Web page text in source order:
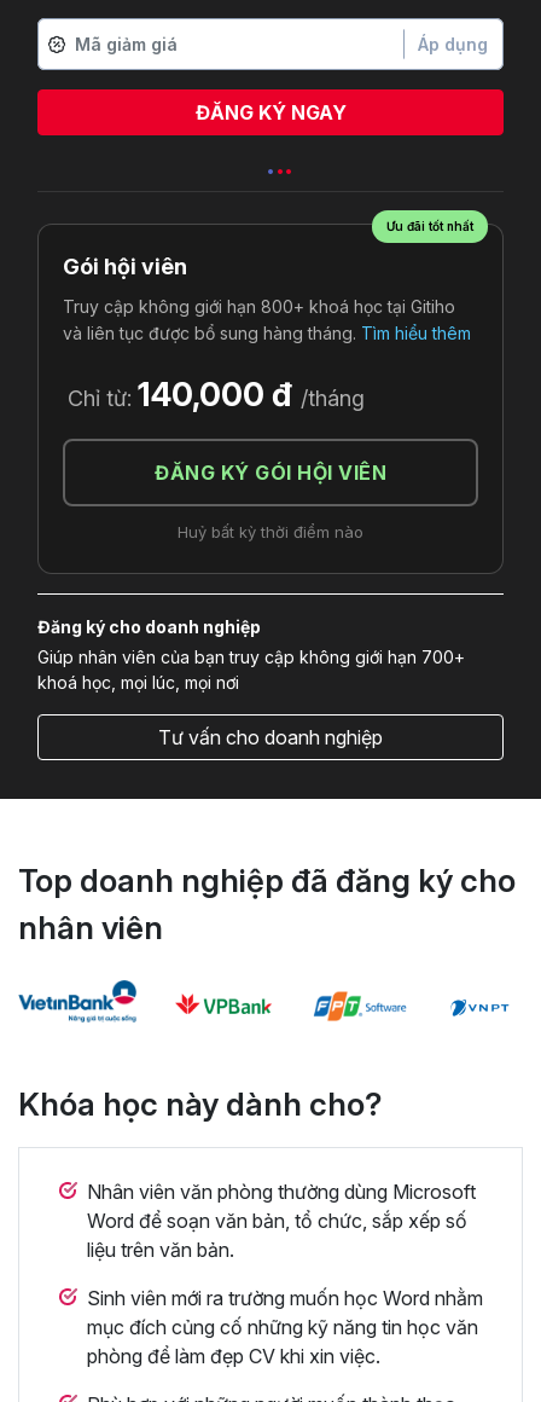
Áp dụng
ĐĂNG KÝ NGAY
Lê Thùy Trúc Ly
Ưu đãi tốt nhất
Gói hội viên
Truy cập không giới hạn 800+ khoá học tại Gitiho
và liên tục được bổ sung hàng tháng. Tìm hiểu thêm
Chỉ từ: 140,000 đ /tháng
ĐĂNG KÝ GÓI HỘI VIÊN
Huỷ bất kỳ thời điểm nào
Đăng ký cho doanh nghiệp
Giúp nhân viên của bạn truy cập không giới hạn 700+
khoá học, mọi lúc, mọi nơi
Tư vấn cho doanh nghiệp
Top doanh nghiệp đã đăng ký cho
nhân viên
Khóa học này dành cho?
Nhân viên văn phòng thường dùng Microsoft
Word để soạn văn bản, tổ chức, sắp xếp số
liệu trên văn bản.
Sinh viên mới ra trường muốn học Word nhằm
mục đích củng cố những kỹ năng tin học văn
phòng để làm đẹp CV khi xin việc.